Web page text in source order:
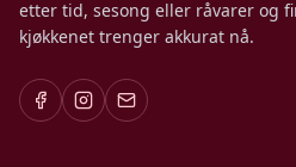
etter tid, sesong eller råvarer og
kjøkkenet trenger akkurat nå.